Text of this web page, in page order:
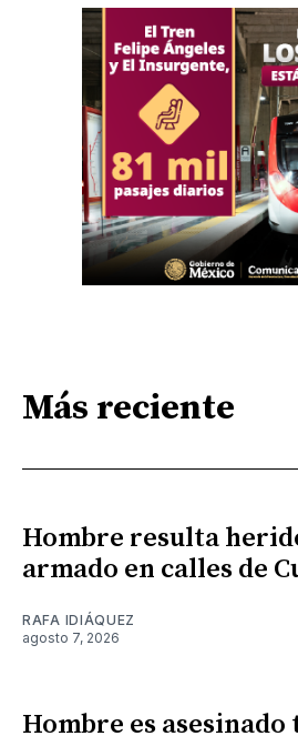
Más reciente
Hombre resulta
armado en calles de
RAFA IDIÁQUEZ
agosto 7, 2026
Hombre es